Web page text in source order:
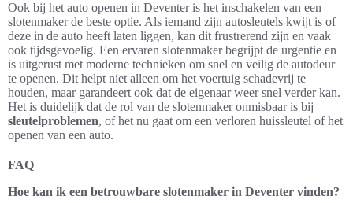
Ook bij het auto openen in Deventer is het inschakelen van een
slotenmaker de beste optie. Als iemand zijn autosleutels kwijt is of
deze in de auto heeft laten liggen, kan dit frustrerend zijn en vaak
ook tijdsgevoelig. Een ervaren slotenmaker begrijpt de urgentie en
is uitgerust met moderne technieken om snel en veilig de autodeur
te openen. Dit helpt niet alleen om het voertuig schadevrij te
houden, maar garandeert ook dat de eigenaar weer snel verder kan.
Het is duidelijk dat de rol van de slotenmaker onmisbaar is bij
sleutelproblemen, of het nu gaat om een verloren huissleutel of het
openen van een auto.
FAQ
Hoe kan ik een betrouwbare slotenmaker in Deventer vinden?